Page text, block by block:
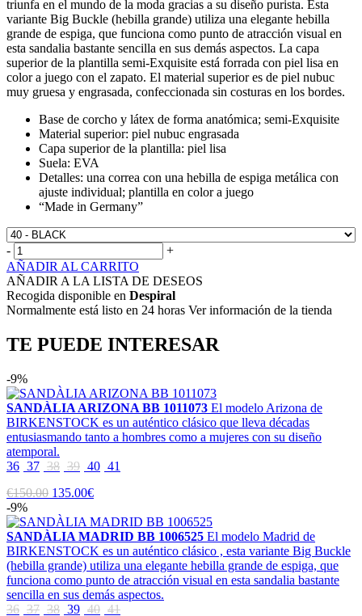
triunfa en el mundo de la moda gracias a su diseño purista. Esta
variante Big Buckle (hebilla grande) utiliza una elegante hebilla
grande de espiga, que funciona como punto de atracción visual en
esta sandalia bastante sencilla en sus demás aspectos. La capa
superior de la plantilla semi-Exquisite está forrada con piel lisa en
color a juego con el zapato. El material superior es de piel nubuc
muy gruesa y engrasada, confeccionada sin costuras en los bordes.
Base de corcho y látex de forma anatómica; semi-Exquisite
Material superior: piel nubuc engrasada
Capa superior de la plantilla: piel lisa
Suela: EVA
Detalles: una correa con una hebilla de espiga metálica con
ajuste individual; plantilla en color a juego
“Made in Germany”
-
+
AÑADIR AL CARRITO
AÑADIR A LA LISTA DE DESEOS
Recogida disponible en Despiral
Normalmente está listo en 24 horas Ver información de la tienda
TE PUEDE INTERESAR
-9%
SANDÀLIA ARIZONA BB 1011073 El modelo Arizona de
BIRKENSTOCK es un auténtico clásico que lleva décadas
entusiasmando tanto a hombres como a mujeres con su diseño
atemporal.
36 37 38 39 40 41
€150.00 135.00€
-9%
SANDÀLIA MADRID BB 1006525 El modelo Madrid de
BIRKENSTOCK es un auténtico clásico , esta variante Big Buckle
(hebilla grande) utiliza una elegante hebilla grande de espiga, que
funciona como punto de atracción visual en esta sandalia bastante
sencilla en sus demás aspectos.
36 37 38 39 40 41